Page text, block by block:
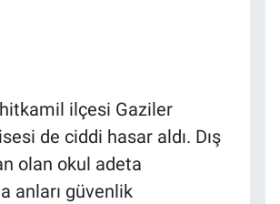
ilçesi Gaziler
de ciddi hasar aldı. Dış
olan okul adeta
anları güvenlik